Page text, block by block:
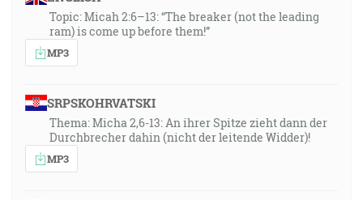
Topic: Micah 2:6–13: “The breaker (not the leading
ram) is come up before them!”
MP3
SRPSKOHRVATSKI
Thema: Micha 2,6-13: An ihrer Spitze zieht dann der
Durchbrecher dahin (nicht der leitende Widder)!
MP3